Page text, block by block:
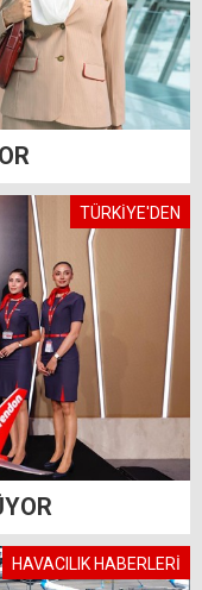
TÜRKİYE'DEN
HAVACILIK HABERLERİ